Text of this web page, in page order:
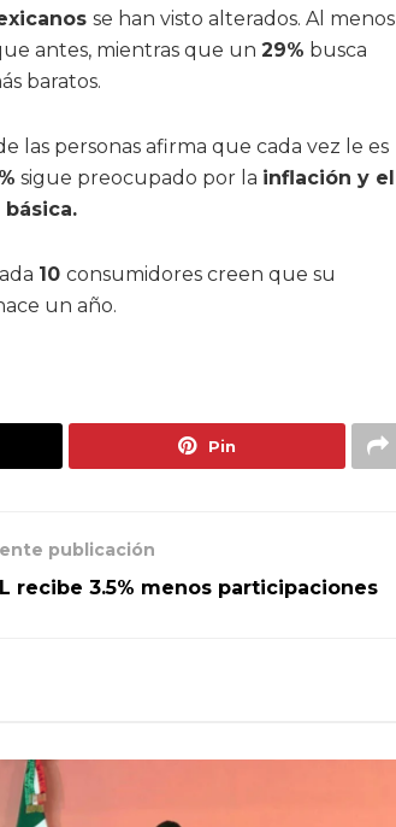
se han visto alterados. Al menos
antes, mientras que un 29% busca
baratos.
las personas afirma que cada vez le es
sigue preocupado por la inflación y el
10 consumidores creen que su
un año.
Pin
publicación
recibe 3.5% menos participaciones